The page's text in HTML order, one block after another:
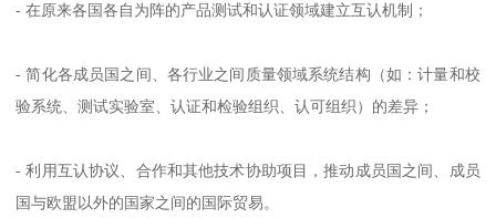
- 在原来各国各自为阵的产品测试和认证领域建立互认机制；
- 简化各成员国之间、各行业之间质量领域系统结构（如：计量和校
验系统、测试实验室、认证和检验组织、认可组织）的差异；
- 利用互认协议、合作和其他技术协助项目，推动成员国之间、成员
国与欧盟以外的国家之间的国际贸易。